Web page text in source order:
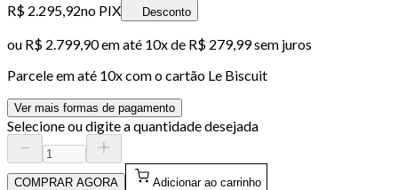
R$ 2.295,92no PIX Desconto
ou R$ 2.799,90em até 10x de R$ 279,99 sem juros
Parcele em até 10x com o cartão Le Biscuit
Ver mais formas de pagamento
Selecione ou digite a quantidade desejada
COMPRAR AGORA Adicionar ao carrinho